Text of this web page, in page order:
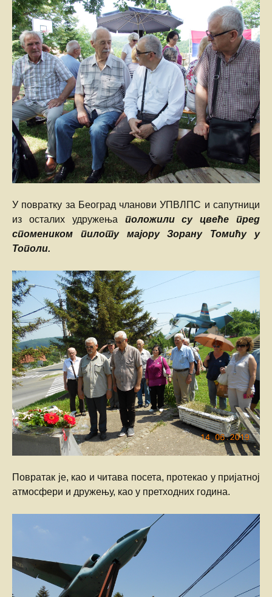
У повратку за Београд чланови УПВЛПС и сапутници
из осталих удружења положили су цвеће пред
спомеником пилоту мајору Зорану Томићу у
Тополи.
Повратак је, као и читава посета, протекао у пријатној
атмосфери и дружењу, као у претходних година.